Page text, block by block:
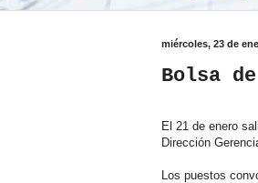
miércoles, 23 de
Bolsa
El 21 de enero
Dirección
Los puestos